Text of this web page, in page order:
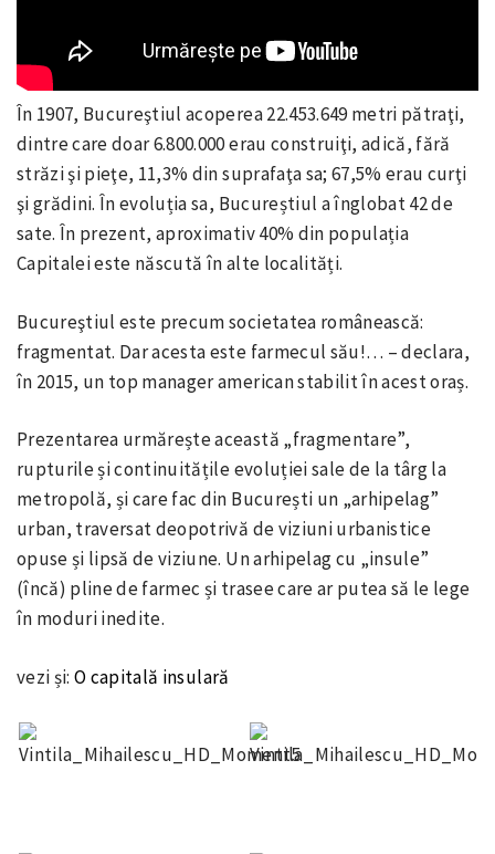
În 1907, Bucureştiul acoperea 22.453.649 metri pătraţi,
dintre care doar 6.800.000 erau construiţi, adică, fără
străzi şi pieţe, 11,3% din suprafaţa sa; 67,5% erau curţi
şi grădini. În evoluția sa, Bucureștiul a înglobat 42 de
sate. În prezent, aproximativ 40% din populația
Capitalei este născută în alte localități.
Bucureştiul este precum societatea românească:
fragmentat. Dar acesta este farmecul său!… – declara,
în 2015, un top manager american stabilit în acest oraș.
Prezentarea urmărește această „fragmentare”,
rupturile și continuitățile evoluției sale de la târg la
metropolă, și care fac din București un „arhipelag”
urban, traversat deopotrivă de viziuni urbanistice
opuse și lipsă de viziune. Un arhipelag cu „insule”
(încă) pline de farmec și trasee care ar putea să le lege
în moduri inedite.
vezi și: O capitală insulară